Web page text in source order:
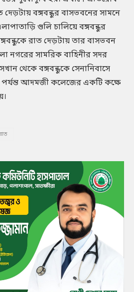
দেড়টায় বঙ্গবন্ধুর বাসভবনের সামনে
গুলি চালিয়ে বঙ্গবন্ধুর
রাত দেড়টায় তার বাসভবন
নগরের সামরিক বাহিনীর সদর
থেকে বঙ্গবন্ধুকে সেনানিবাসে
পর্যন্ত আদমজী কলেজের একটি কক্ষে